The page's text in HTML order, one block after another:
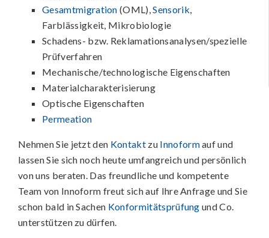
Gesamtmigration (OML),Sensorik,
Farblässigkeit, Mikrobiologie
Schadens- bzw. Reklamationsanalysen/spezielle
Prüfverfahren
Mechanische/technologische Eigenschaften
Materialcharakterisierung
Optische Eigenschaften
Permeation
Nehmen Sie jetzt den Kontaktzu Innoformauf und
lassen Sie sich noch heute umfangreich und persönlich
von uns beraten. Das freundliche und kompetente
Team von Innoform freut sich auf Ihre Anfrage und Sie
schon bald in Sachen Konformitätsprüfung und Co.
unterstützen zu dürfen.